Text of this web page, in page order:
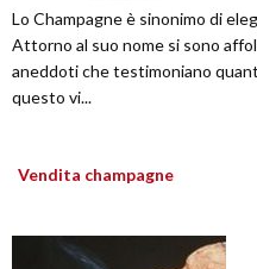
Lo Champagne è sinonimo di
Attorno al suo nome si sono
aneddoti che testimoniano
questo vi...
Vendita champagne